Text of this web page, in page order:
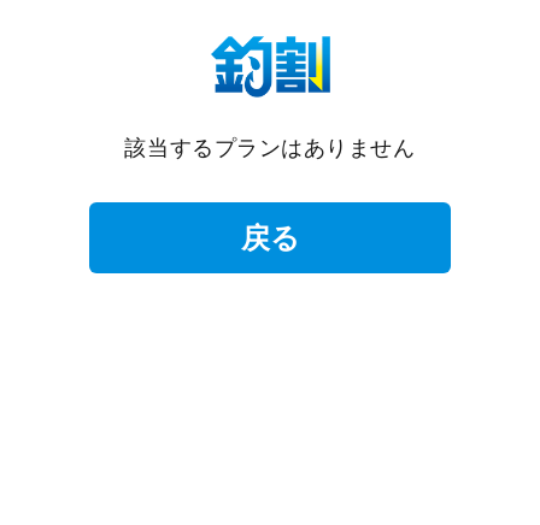
該当するプランはありません
戻る